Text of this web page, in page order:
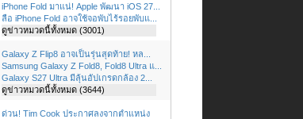
iPhone Fold มาแน่! Apple พัฒนา iOS 27...
ลือ iPhone Fold อาจใช้จอพับไร้รอยพับแ...
ดูข่าวหมวดนี้ทั้งหมด (3001)
Galaxy Z Flip8 อาจเป็นรุ่นสุดท้าย! หล...
Samsung Galaxy Z Fold8, Fold8 Ultra แ...
Galaxy S27 Ultra มีลุ้นอัปเกรดกล้อง 2...
ดูข่าวหมวดนี้ทั้งหมด (3644)
ด่วน! Tim Cook ประกาศลงจากตำแหน่ง